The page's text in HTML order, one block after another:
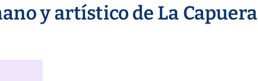
y artístico de La Capuera